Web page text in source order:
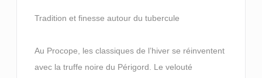
Tradition et finesse autour du tubercule
Au Procope, les classiques de l’hiver se réinventent
avec la truffe noire du Périgord. Le velouté